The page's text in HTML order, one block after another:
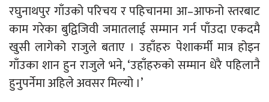
रघुनाथपुर गाँउको परिचय र पहिचानमा आ–आफनो स्तरबाट
काम गरेका बुद्विजिवी जमातलाई सम्मान गर्न पाँउदा एकदमै
खुसी लागेको राजुले बताए । उहाँहरु पेशाकर्मी मात्र होइन
गाँउका शान हुन राजुले भने, ‘उहाँहरुको सम्मान धेरै पहिलानै
हुनुपर्नेमा अहिले अवसर मिल्यो ।’